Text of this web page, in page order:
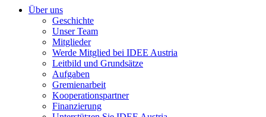
Über uns
Geschichte
Unser Team
Mitglieder
Werde Mitglied bei IDEE Austria
Leitbild und Grundsätze
Aufgaben
Gremienarbeit
Kooperationspartner
Finanzierung